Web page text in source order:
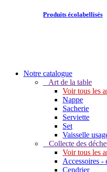
Produits écolabellisés
Notre catalogue
Art de la table
Voir tous les
Nappe
Sacherie
Serviette
Set
Vaisselle
Collecte des
Voir tous les
Accessoires -
Cendrier